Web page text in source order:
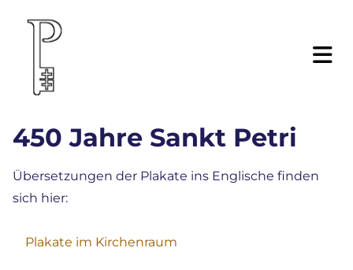
450 Jahre Sankt Petri
Übersetzungen der Plakate ins Englische finden
sich hier:
Plakate im Kirchenraum